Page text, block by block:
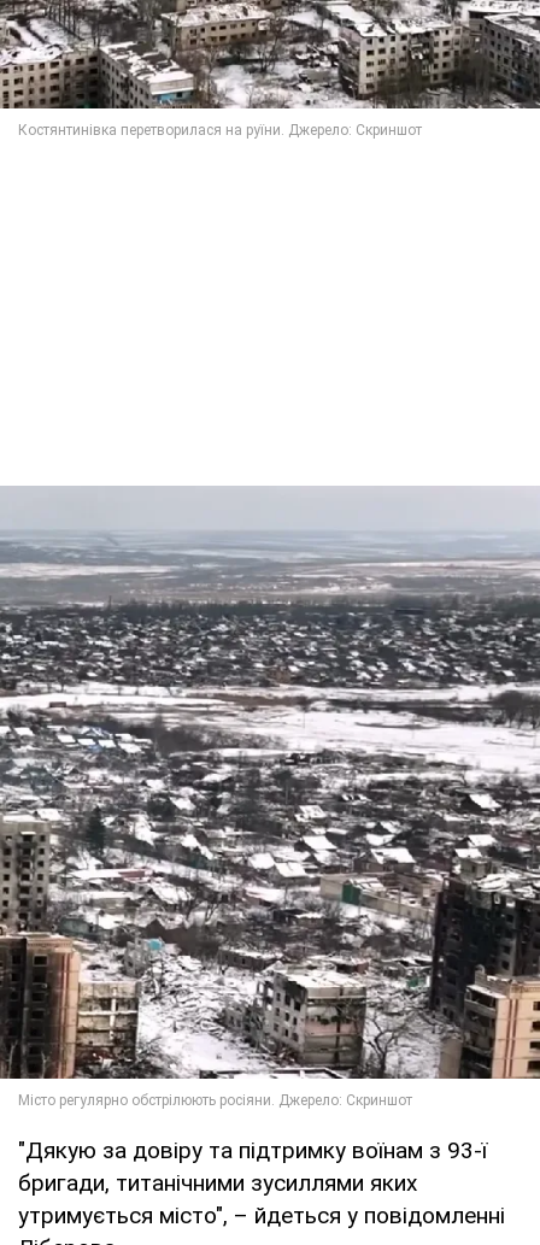
"Дякую за довіру та підтримку воїнам з 93-ї
бригади, титанічними зусиллями яких
утримується місто", – йдеться у повідомленні